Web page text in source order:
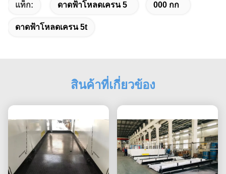
แท็ก: ดาดฟ้าโหลดเครน 5 000 กก
ดาดฟ้าโหลดเครน 5t
สินค้าที่เกี่ยวข้อง